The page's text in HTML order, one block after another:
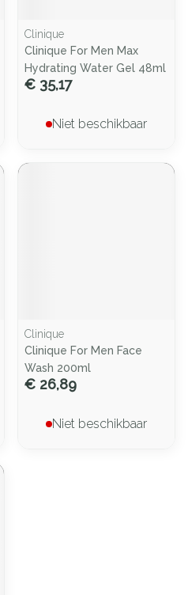
Clinique
Clinique For Men Max
Hydrating Water Gel 48ml
€ 35,17
Niet beschikbaar
Clinique
Clinique For Men Face
Wash 200ml
€ 26,89
Niet beschikbaar